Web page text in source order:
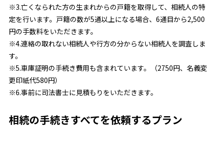
※3.亡くなられた方の生まれからの戸籍を取得して、相続人の特
定を行います。戸籍の数が5通以上になる場合、6通目から2,500
円の手数料をいただきます。
※4.連絡の取れない相続人や行方の分からない相続人を調査しま
す。
※5.車庫証明の手続き費用も含まれています。（2750円、名義変
更印紙代580円）
※6.事前に司法書士に見積もりをいただきます。
相続の手続きすべてを依頼するプラン